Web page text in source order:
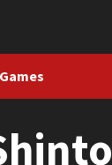
Games